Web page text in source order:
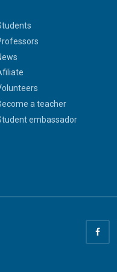
a teacher
embassador